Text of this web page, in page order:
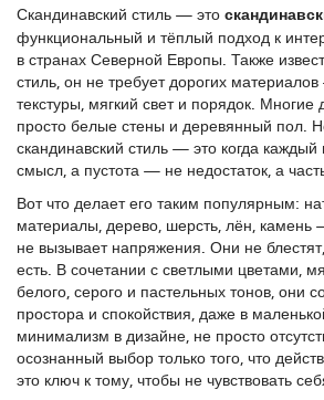
Скандинавский стиль — это
функциональный и тёплый подход к
в странах Северной Европы. Также
стиль, он не требует дорогих
текстуры, мягкий свет и порядок. Многие
просто белые стены и деревянный пол.
скандинавский стиль — это когда
смысл, а пустота — не недостаток, а
Вот что делает его таким популярным:
материалы, дерево, шерсть, лён, камень
не вызывает напряжения. Они не
есть. В сочетании с светлыми цветами,
белого, серого и пастельных тонов, они
простора и спокойствия, даже в
минимализм в дизайне, не просто
осознанный выбор только того, что
это ключ к тому, чтобы не чувствовать